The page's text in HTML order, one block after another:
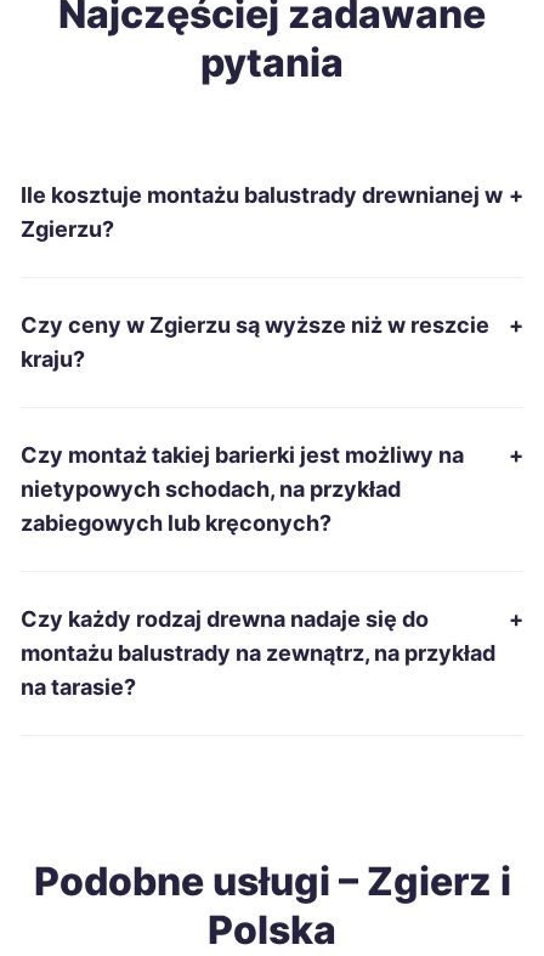
TWÓJ REGION
Kwidzyn 230 zł
Jarosław
Tomaszów Mazowiecki TWÓJ REGION
Gniezno
Piekary Śląskie
Ostrołęka 234 zł
Najczęściej zadawane
pytania
Ile kosztuje montażu balustrady drewnianej w
Zgierzu?
+
Czy ceny w Zgierzu są wyższe niż w reszcie
kraju?
+
Czy montaż takiej barierki jest możliwy na
nietypowych schodach, na przykład
zabiegowych lub kręconych?
+
Czy każdy rodzaj drewna nadaje się do
montażu balustrady na zewnątrz, na przykład
na tarasie?
+
Podobne usługi – Zgierz i
Polska